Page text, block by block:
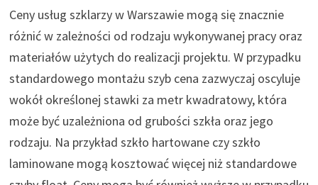
Ceny usług szklarzy w Warszawie mogą się znacznie
różnić w zależności od rodzaju wykonywanej pracy oraz
materiałów użytych do realizacji projektu. W przypadku
standardowego montażu szyb cena zazwyczaj oscyluje
wokół określonej stawki za metr kwadratowy, która
może być uzależniona od grubości szkła oraz jego
rodzaju. Na przykład szkło hartowane czy szkło
laminowane mogą kosztować więcej niż standardowe